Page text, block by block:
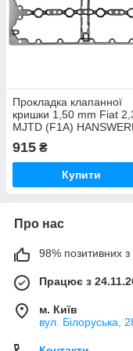
Прокладка клапанної
кришки 1,50 mm Fiat
MJTD (F1A)
915 ₴
Купити
Про нас
98% позитивних з
Працює з
м. Київ
вул. Білоруська,